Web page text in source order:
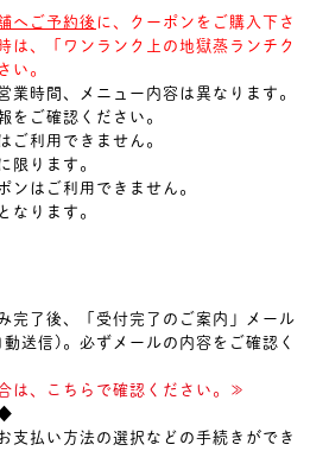
へご予約後 に、クーポンをご購入下さ
は、「ワンランク上の地獄蒸ランチク
い。
業時間、メニュー内容は異なります。
をご確認ください。
ご利用できません。
限ります。
ンはご利用できません。
なります。
完了後、「受付完了のご案内」メール
送信)。必ずメールの内容をご確認く
は、こちらで確認ください。≫
支払い方法の選択などの手続きができ